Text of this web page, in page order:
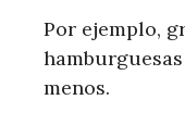
Por ejemplo,
menos.